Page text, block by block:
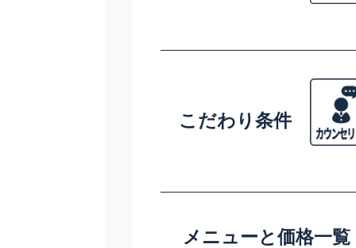
こだわり条件
メニューと価格一覧